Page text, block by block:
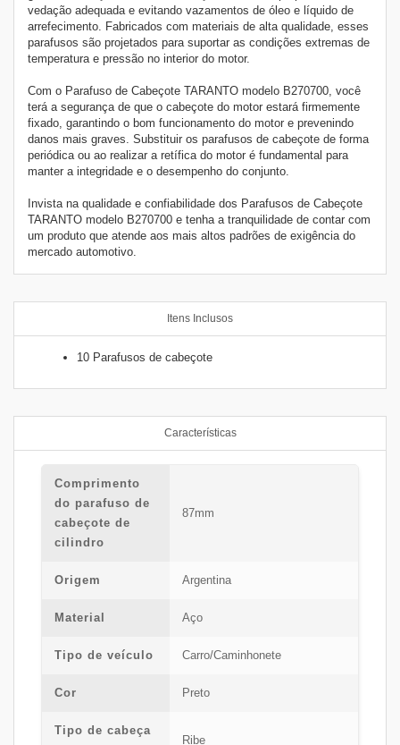
vedação adequada e evitando vazamentos de óleo e líquido de
arrefecimento. Fabricados com materiais de alta qualidade, esses
parafusos são projetados para suportar as condições extremas de
temperatura e pressão no interior do motor.
Com o Parafuso de Cabeçote TARANTO modelo B270700, você
terá a segurança de que o cabeçote do motor estará firmemente
fixado, garantindo o bom funcionamento do motor e prevenindo
danos mais graves. Substituir os parafusos de cabeçote de forma
periódica ou ao realizar a retífica do motor é fundamental para
manter a integridade e o desempenho do conjunto.
Invista na qualidade e confiabilidade dos Parafusos de Cabeçote
TARANTO modelo B270700 e tenha a tranquilidade de contar com
um produto que atende aos mais altos padrões de exigência do
mercado automotivo.
Itens Inclusos
10 Parafusos de cabeçote
Características
Comprimento
do parafuso de
cabeçote de
cilindro
87mm
Origem Argentina
Material Aço
Tipo de veículo Carro/Caminhonete
Cor Preto
Tipo de cabeça
Ribe